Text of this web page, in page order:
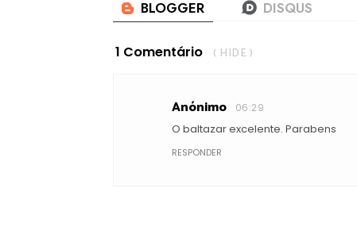
1 Comentário ( HIDE )
Anónimo 06:29
O baltazar excelente. Parabens
RESPONDER